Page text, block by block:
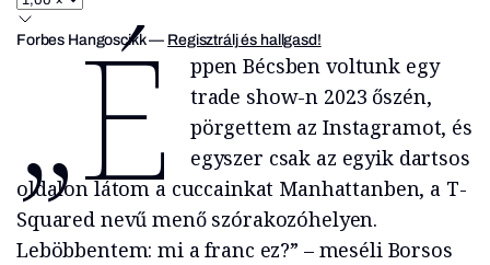
Forbes Hangoscikk— Regisztrálj és hallgasd!
„É
ppen Bécsben voltunk egy
trade show-n 2023 őszén,
pörgettem az Instagramot, és
egyszer csak az egyik dartsos
oldalon látom a cuccainkat Manhattanben, a T-
Squared nevű menő szórakozóhelyen.
Leböbbentem: mi a franc ez?” – meséli Borsos